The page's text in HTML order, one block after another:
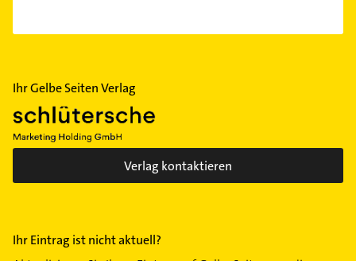
Ihr Gelbe Seiten Verlag
Verlag kontaktieren
Ihr Eintrag ist nicht aktuell?